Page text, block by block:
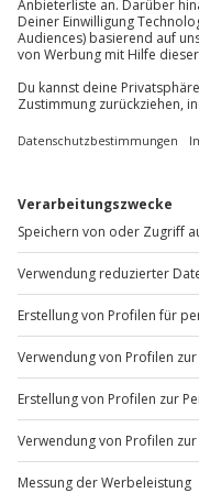
Du möchtest als
Sichere Dir
+49 89 / 60 60
b2b@jochen-
Artikelnummer:45517
Andere Produkte